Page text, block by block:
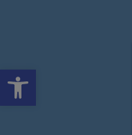
Open toolbar